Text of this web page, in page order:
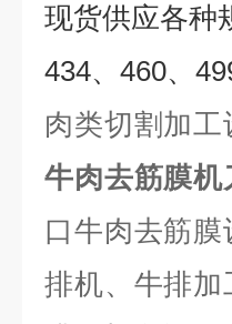
现货供应各种
434、 460、
肉类切割加
牛肉去筋膜机
口牛肉去筋
排机、牛排